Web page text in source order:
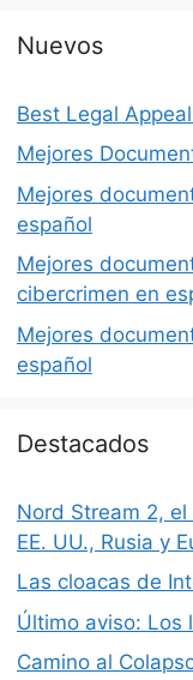
Nuevos
Best Legal
Mejores
Mejores
español
Mejores
cibercrimen en
Mejores
español
Destacados
Nord Stream 2,
EE. UU., Rusia y
Las cloacas de
Último aviso: Los
Camino al